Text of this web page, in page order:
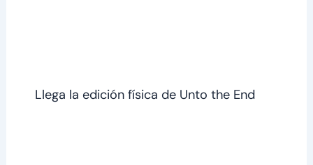
Llega la edición física de Unto the End